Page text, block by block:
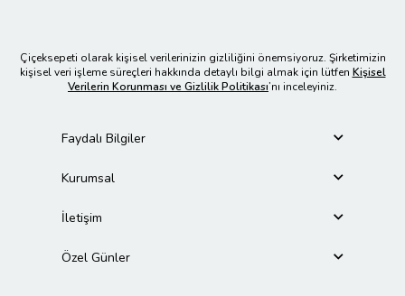
Çiçeksepeti olarak kişisel verilerinizin gizliliğini önemsiyoruz. Şirketimizin
kişisel veri işleme süreçleri hakkında detaylı bilgi almak için lütfen Kişisel
Verilerin Korunması ve Gizlilik Politikası’nı inceleyiniz.
Faydalı Bilgiler
Kurumsal
İletişim
Özel Günler